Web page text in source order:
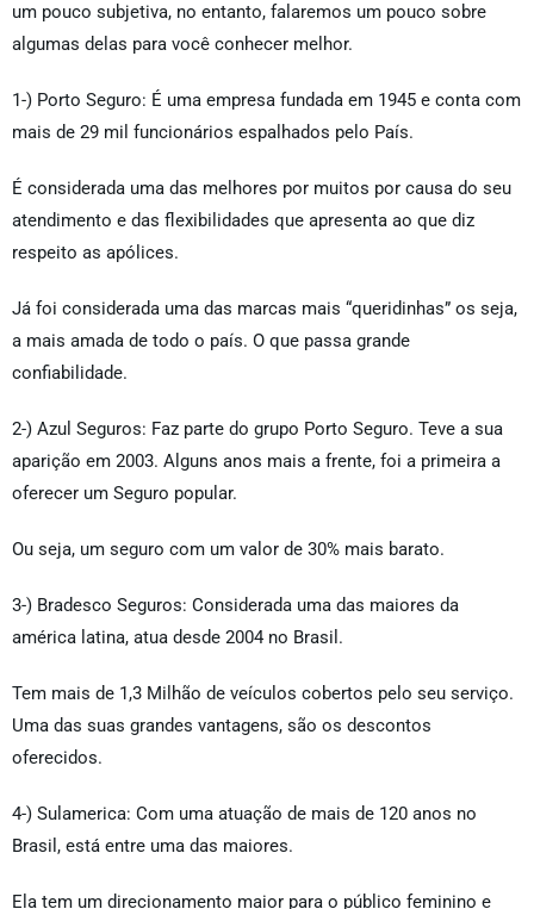
um pouco subjetiva, no entanto, falaremos um pouco sobre
algumas delas para você conhecer melhor.
1-) Porto Seguro: É uma empresa fundada em 1945 e conta com
mais de 29 mil funcionários espalhados pelo País.
É considerada uma das melhores por muitos por causa do seu
atendimento e das flexibilidades que apresenta ao que diz
respeito as apólices.
Já foi considerada uma das marcas mais “queridinhas” os seja,
a mais amada de todo o país. O que passa grande
confiabilidade.
2-) Azul Seguros: Faz parte do grupo Porto Seguro. Teve a sua
aparição em 2003. Alguns anos mais a frente, foi a primeira a
oferecer um Seguro popular.
Ou seja, um seguro com um valor de 30% mais barato.
3-) Bradesco Seguros: Considerada uma das maiores da
américa latina, atua desde 2004 no Brasil.
Tem mais de 1,3 Milhão de veículos cobertos pelo seu serviço.
Uma das suas grandes vantagens, são os descontos
oferecidos.
4-) Sulamerica: Com uma atuação de mais de 120 anos no
Brasil, está entre uma das maiores.
Ela tem um direcionamento maior para o público feminino e